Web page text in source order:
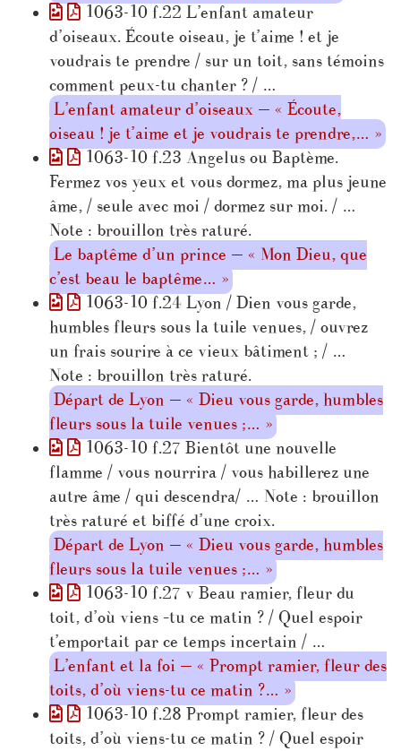
1063-10 f.22 L’enfant amateur
d’oiseaux. Écoute oiseau, je t’aime ! et je
voudrais te prendre / sur un toit, sans témoins
comment peux-tu chanter ? / …
L’enfant amateur d’oiseaux — « Écoute,
oiseau ! je t’aime et je voudrais te prendre,… »
1063-10 f.23 Angelus ou Baptème.
Fermez vos yeux et vous dormez, ma plus jeune
âme, / seule avec moi / dormez sur moi. / …
Note : brouillon très raturé.
Le baptême d’un prince — « Mon Dieu, que
c’est beau le baptême… »
1063-10 f.24 Lyon / Dien vous garde,
humbles fleurs sous la tuile venues, / ouvrez
un frais sourire à ce vieux bâtiment ; / …
Note : brouillon très raturé.
Départ de Lyon — « Dieu vous garde, humbles
fleurs sous la tuile venues ;… »
1063-10 f.27 Bientôt une nouvelle
flamme / vous nourrira / vous habillerez une
autre âme / qui descendra/ … Note : brouillon
très raturé et biffé d’une croix.
Départ de Lyon — « Dieu vous garde, humbles
fleurs sous la tuile venues ;… »
1063-10 f.27 v Beau ramier, fleur du
toit, d’où viens –tu ce matin ? / Quel espoir
t’emportait par ce temps incertain / …
L’enfant et la foi — « Prompt ramier, fleur des
toits, d’où viens-tu ce matin ?… »
1063-10 f.28 Prompt ramier, fleur des
toits, d’où viens-tu ce matin ? / Quel espoir